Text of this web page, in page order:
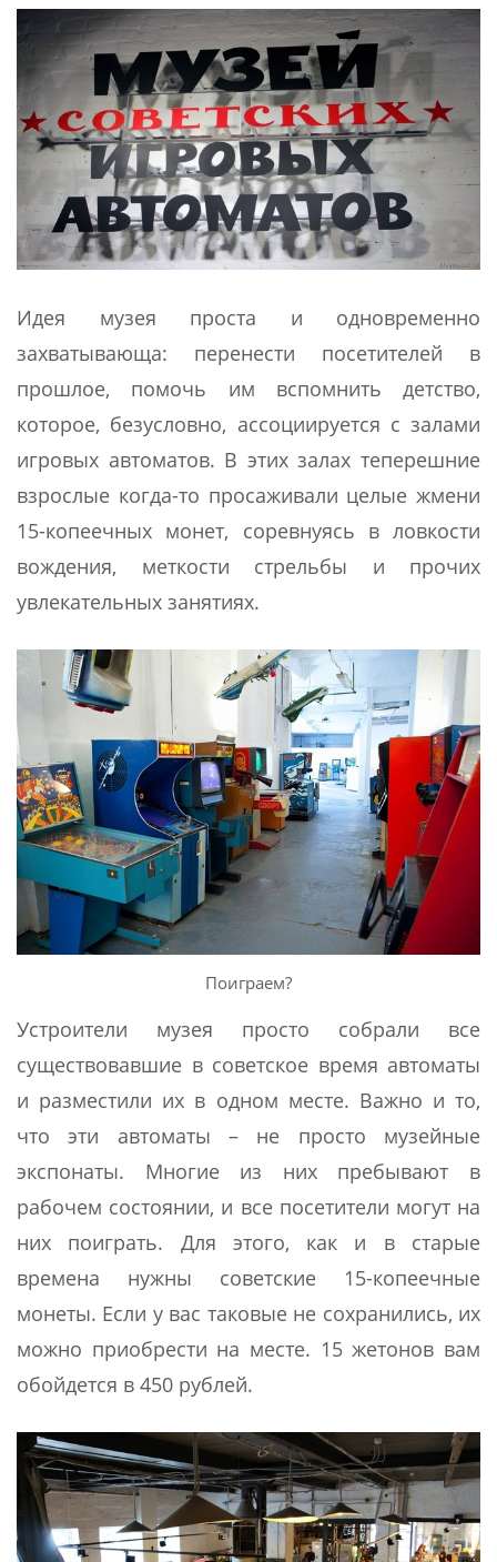
Идея музея проста и одновременно
захватывающа: перенести посетителей в
прошлое, помочь им вспомнить детство,
которое, безусловно, ассоциируется с залами
игровых автоматов. В этих залах теперешние
взрослые когда-то просаживали целые жмени
15-копеечных монет, соревнуясь в ловкости
вождения, меткости стрельбы и прочих
увлекательных занятиях.
Поиграем?
Устроители музея просто собрали все
существовавшие в советское время автоматы
и разместили их в одном месте. Важно и то,
что эти автоматы – не просто музейные
экспонаты. Многие из них пребывают в
рабочем состоянии, и все посетители могут на
них поиграть. Для этого, как и в старые
времена нужны советские 15-копеечные
монеты. Если у вас таковые не сохранились, их
можно приобрести на месте. 15 жетонов вам
обойдется в 450 рублей.